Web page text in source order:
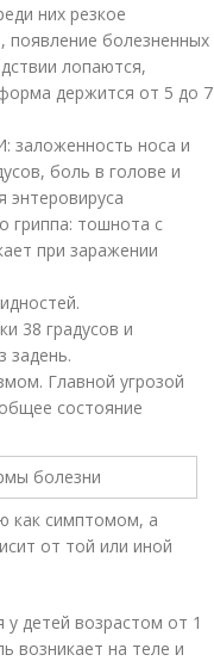
них резкое
появление болезненных
лопаются,
держится от 5 до 7
заложенность носа и
боль в голове и
энтеровируса
гриппа: тошнота с
при заражении
38 градусов и
задень.
Главной угрозой
состояние
как симптомом, а
от той или иной
у детей возрастом от 1
возникает на теле и